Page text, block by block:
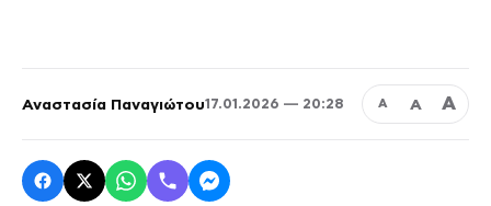
Αναστασία Παναγιώτου17.01.2026 — 20:28 Α Α Α